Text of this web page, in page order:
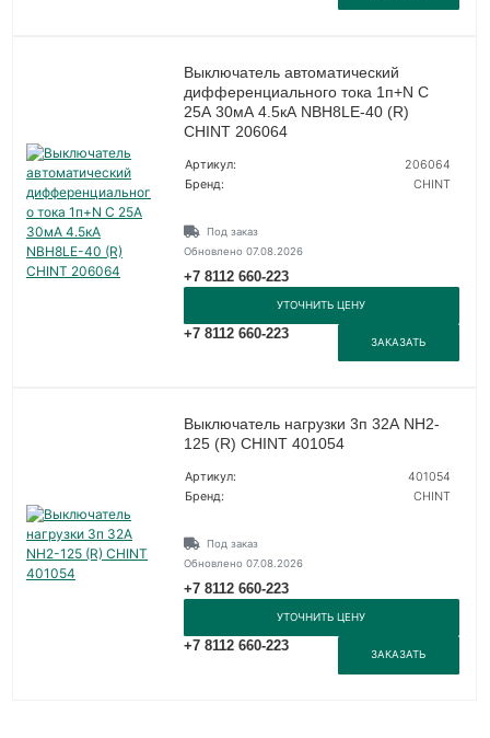
Выключатель автоматический
дифференциального тока 1п+N C
25А 30мА 4.5кА NBH8LE-40 (R)
CHINT 206064
Артикул:
206064
Бренд:
CHINT
Под заказ
Обновлено 07.08.2026
+7 8112 660-223
УТОЧНИТЬ ЦЕНУ
+7 8112 660-223
ЗАКАЗАТЬ
Выключатель нагрузки 3п 32А NH2-
125 (R) CHINT 401054
Артикул:
401054
Бренд:
CHINT
Под заказ
Обновлено 07.08.2026
+7 8112 660-223
УТОЧНИТЬ ЦЕНУ
+7 8112 660-223
ЗАКАЗАТЬ